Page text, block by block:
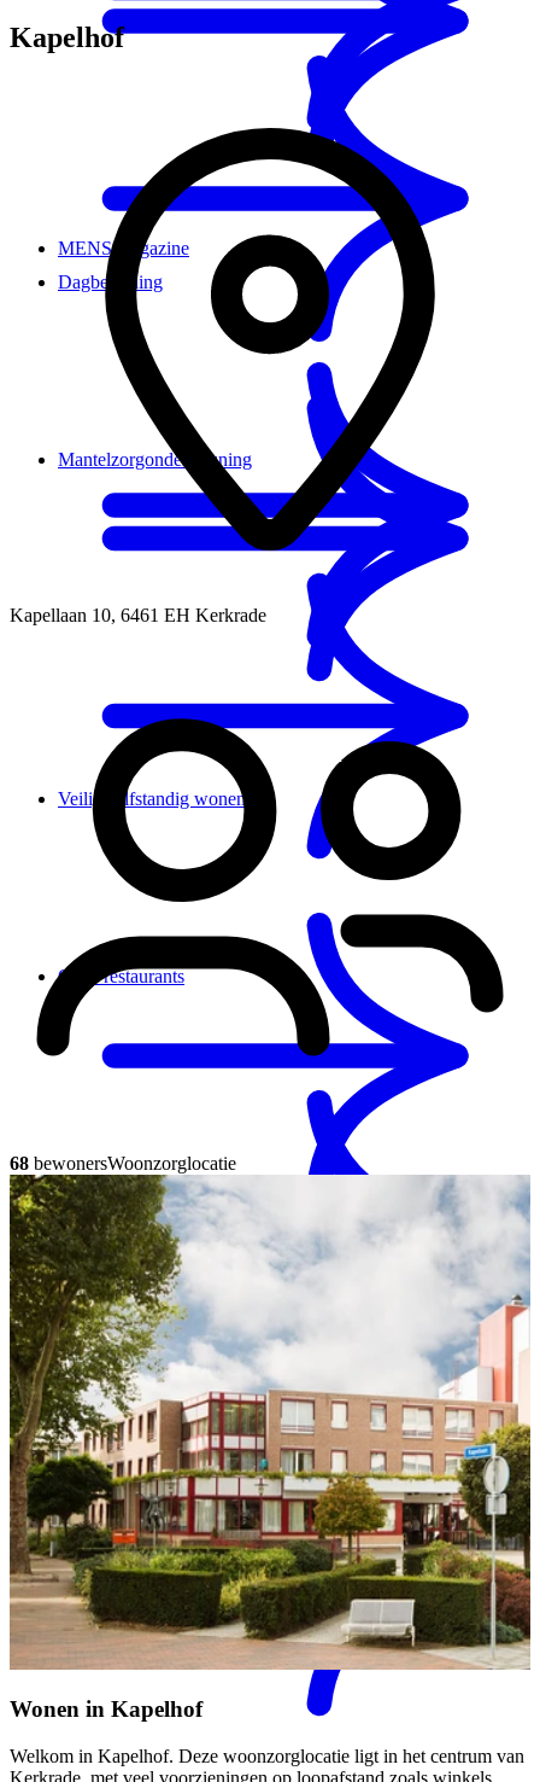
Dagbesteding
Veilig zelfstandig wonen
Mantelzorgondersteuning
Mantelzorgondersteuning
Onze restaurants
MENS magazine
Kapelhof
Kapellaan 10, 6461 EH Kerkrade
68 bewonersWoonzorglocatie
Wonen in Kapelhof
Welkom in Kapelhof. Deze woonzorglocatie ligt in het centrum van
Kerkrade, met veel voorzieningen op loopafstand zoals winkels,